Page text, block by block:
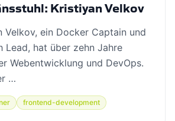
Kristiyan Velkov
Velkov, ein Docker Captain und
Lead, hat über zehn Jahre
Webentwicklung und DevOps.
…
frontend-development